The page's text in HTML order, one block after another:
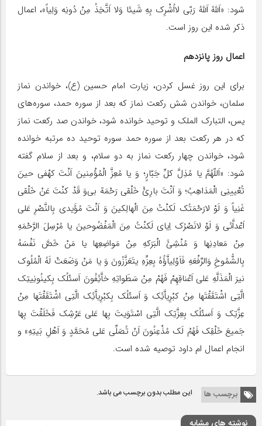
شود: «اَللهُ اَللهُ رَبّی لااُشْرِک بِهِ شَیئا وَلا اَتَّخِذُ مِنْ دُونِه وَلِیاً»، اعمال
ذکر شده این روز است.
اعمال روز پانزدهم
برای این روز غسل کردن، زیارت امام حسین (ع)، خواندن نماز
سلمان، خواندن شش رکعت نماز که بعد از سوره حمد، سوره‌های
یس، التبارک الملک و توحید خوانده شود، خواندن صد رکعت نماز
که در هر رکعت بعد از سوره حمد سوره توحید ده مرتبه خوانده
شود، خواندن چهار رکعت نماز به دو سلام، و بعد از سلام گفته
شود: «اَللّهُمَّ یا مُذِلَّ کلِّ جَبّارٍ؛ وَ یا مُعِزَّ الْمُؤْمِنینَ اَنْتَ کهْفی حینَ
تُعْیینِی الْمَذاهِبُ؛ وَ اَنْتَ بارِئُ خَلْقی رَحْمَهً بی‌وَ قَدْ کنْتَ عَنْ خَلْقی
غَنِیاً وَ لَوْ لارَحْمَتُک لَکنْتُ مِنَ الْهالِکینَ وَ اَنْتَ مُؤَیدی بِالنَّصْرِ عَلی
اَعْداَّئی وَ لَوْ لانَصْرُک اِیای لَکنْتُ مِنَ الْمَفْضُوحینَ یا مُرْسِلَ الرَّحْمَهِ
مِنْ مَعادِنِها وَ مُنْشِئَ الْبَرَکهِ مِنْ مَواضِعِها یا مَنْ خَصَّ نَفْسَهُ
بِالشُّمُوخِ وَالرِّفْعَهِ فَاَوْلِیاَّؤُهُ بِعِزِّهِ یتَعَزَّزُونَ وَ یا مَنْ وَضَعَتْ لَهُ الْمُلُوک
نیرَ الْمَذَلَّهِ عَلی اَعْناقِهِمْ فَهُمْ مِنْ سَطَواتِهِ خاَّئِفُونَ اَسئَلُک بِکینُونِیتِک
الَّتِی اشْتَقَقْتَها مِنْ کبْرِیاَّئِک وَ اَسئَلُک بِکبْرِیاَّئِک الَّتِی اشْتَقَقْتَها مِنْ
عِزَّتِک وَ اَسئَلُک بِعِزَّتِک الَّتِی اسْتَوَیتَ بِها عَلی عَرْشِک فَخَلَقْتَ بِها
جَمیعَ خَلْقِک فَهُمْ لَک مُذْعِنُونَ اَنْ تُصَلِّی عَلی مُحَمَّدٍ وَ اَهْلِ بَیتِهِ» و
انجام اعمال ام داود توصیه شده است.
برچسب ها این مطلب بدون برچسب می باشد.